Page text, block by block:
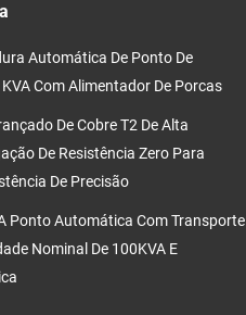
Automática De Ponto De
Com Alimentador De Porcas
De Cobre T2 De Alta
De Resistência Zero Para
De Precisão
Ponto Automática Com Transporte
Nominal De 100KVA E